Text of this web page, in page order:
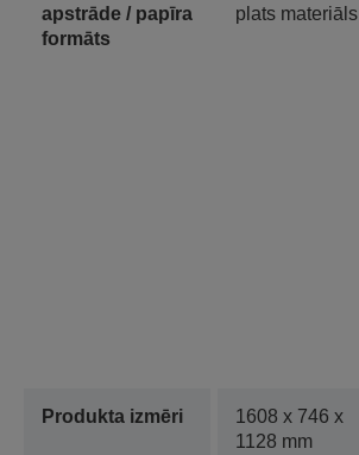
apstrāde / papīra
formāts
plats materiāls
Produkta izmēri
1608 x 746 x
1128 mm